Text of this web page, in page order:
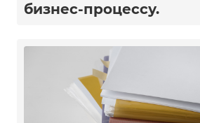
бизнес-процессу.